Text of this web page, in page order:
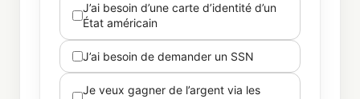
J’ai besoin d’une carte d’identité d’un
État américain
J’ai besoin de demander un SSN
Je veux gagner de l’argent via les